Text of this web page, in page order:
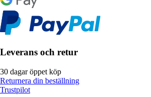
Leverans och retur
30 dagar öppet köp
Returnera din beställning
Trustpilot